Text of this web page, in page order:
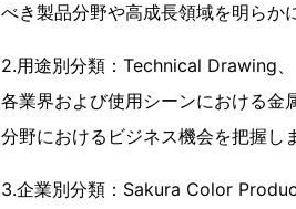
べき製品分野や高成長領域を明らか
2.用途別分類：Technical Drawing
各業界および使用シーンにおける金
分野におけるビジネス機会を把握し
3.企業別分類：Sakura Color